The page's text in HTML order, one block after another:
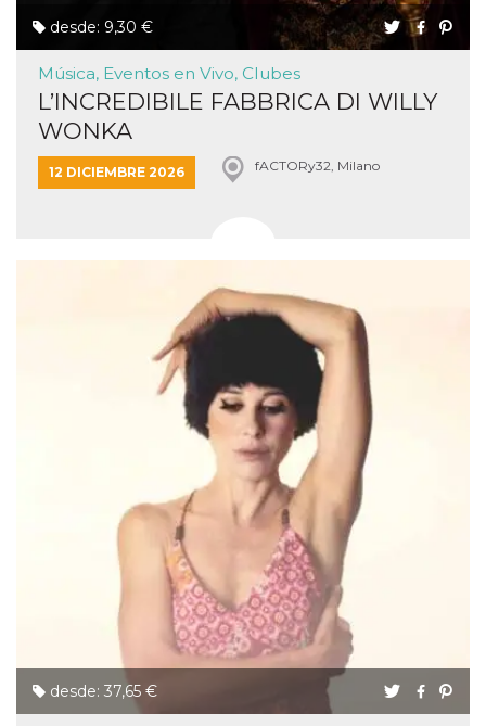
desde: 9,30 €
Música, Eventos en Vivo, Clubes
L’INCREDIBILE FABBRICA DI WILLY
WONKA
12 DICIEMBRE 2026 fACTORy32, Milano
desde: 37,65 €